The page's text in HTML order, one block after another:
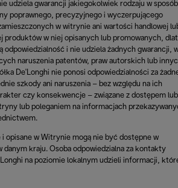
udziela gwarancji jakiegokolwiek rodzaju w sposób
poprawnego, precyzyjnego i wyczerpującego
w witrynie ani wartości handlowej
produktów w niej opisanych lub promowanych,
odpowiedzialność i nie udziela żadnych gwarancji,
naruszenia patentów, praw autorskich lub
De'Longhi nie ponosi odpowiedzialności za
szkody ani naruszenia – bez względu na ich
czy konsekwencje – związane z dostępem lub
lub poleganiem na informacjach
opisane w Witrynie mogą nie być dostępne w
danym kraju. Osoba odpowiedzialna za kontakty
na poziomie lokalnym udzieli informacji,